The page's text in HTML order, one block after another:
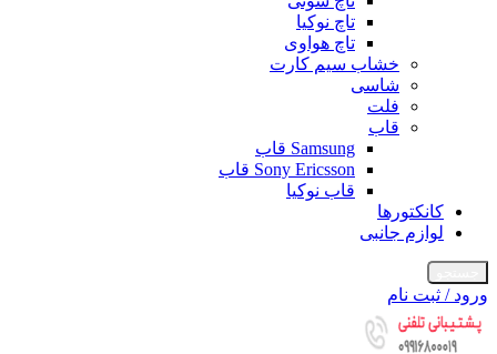
تاچ نوکیا
تاچ هواوی
خشاب سیم کارت
شاسی
فلت
قاب
Samsung قاب
Sony Ericsson قاب
قاب نوکیا
کانکتورها
لوازم جانبی
ورود / ثبت نام